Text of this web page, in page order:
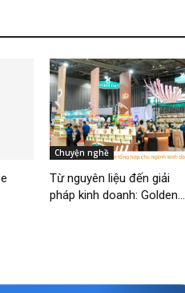
Chuyện nghề
Từ nguyên liệu đến giải
pháp kinh doanh: Golden...